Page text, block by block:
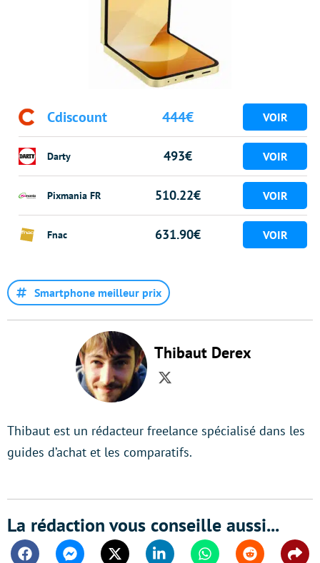
Cdiscount 444€
Darty 493€
Pixmania FR 510.22€
Fnac 631.90€
Smartphone meilleur prix
Thibaut Derex
Twitter
Thibaut est un rédacteur freelance spécialisé dans les
guides d’achat et les comparatifs.
La rédaction vous conseille aussi...